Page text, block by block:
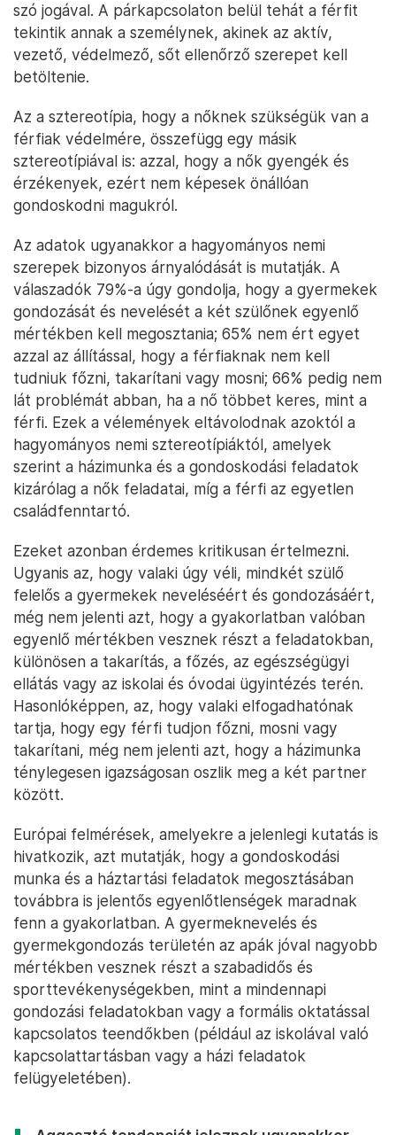
szó jogával. A párkapcsolaton belül tehát a férfit
tekintik annak a személynek, akinek az aktív,
vezető, védelmező, sőt ellenőrző szerepet kell
betöltenie.
Az a sztereotípia, hogy a nőknek szükségük van a
férfiak védelmére, összefügg egy másik
sztereotípiával is: azzal, hogy a nők gyengék és
érzékenyek, ezért nem képesek önállóan
gondoskodni magukról.
Az adatok ugyanakkor a hagyományos nemi
szerepek bizonyos árnyalódását is mutatják. A
válaszadók 79%-a úgy gondolja, hogy a gyermekek
gondozását és nevelését a két szülőnek egyenlő
mértékben kell megosztania; 65% nem ért egyet
azzal az állítással, hogy a férfiaknak nem kell
tudniuk főzni, takarítani vagy mosni; 66% pedig nem
lát problémát abban, ha a nő többet keres, mint a
férfi. Ezek a vélemények eltávolodnak azoktól a
hagyományos nemi sztereotípiáktól, amelyek
szerint a házimunka és a gondoskodási feladatok
kizárólag a nők feladatai, míg a férfi az egyetlen
családfenntartó.
Ezeket azonban érdemes kritikusan értelmezni.
Ugyanis az, hogy valaki úgy véli, mindkét szülő
felelős a gyermekek neveléséért és gondozásáért,
még nem jelenti azt, hogy a gyakorlatban valóban
egyenlő mértékben vesznek részt a feladatokban,
különösen a takarítás, a főzés, az egészségügyi
ellátás vagy az iskolai és óvodai ügyintézés terén.
Hasonlóképpen, az, hogy valaki elfogadhatónak
tartja, hogy egy férfi tudjon főzni, mosni vagy
takarítani, még nem jelenti azt, hogy a házimunka
ténylegesen igazságosan oszlik meg a két partner
között.
Európai felmérések, amelyekre a jelenlegi kutatás is
hivatkozik, azt mutatják, hogy a gondoskodási
munka és a háztartási feladatok megosztásában
továbbra is jelentős egyenlőtlenségek maradnak
fenn a gyakorlatban. A gyermeknevelés és
gyermekgondozás területén az apák jóval nagyobb
mértékben vesznek részt a szabadidős és
sporttevékenységekben, mint a mindennapi
gondozási feladatokban vagy a formális oktatással
kapcsolatos teendőkben (például az iskolával való
kapcsolattartásban vagy a házi feladatok
felügyeletében).